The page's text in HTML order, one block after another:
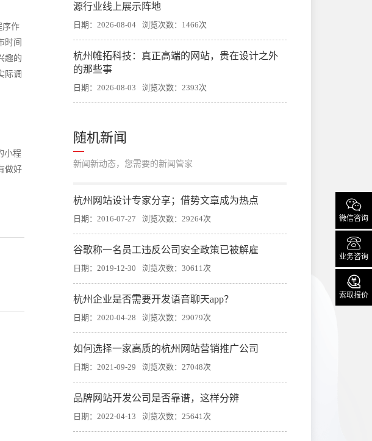
序作
时间
趣的
际调
小程
做好
源行业线上展示阵地
日期：2026-08-04 浏览次数：1466次
杭州帷拓科技：真正高端的网站，贵在设计之外
的那些事
日期：2026-08-03 浏览次数：2393次
随机新闻
新闻新动态，您需要的新闻管家
杭州网站设计专家分享；借势文章成为热点
日期：2016-07-27 浏览次数：29264次
谷歌称一名员工违反公司安全政策已被解雇
日期：2019-12-30 浏览次数：30611次
杭州企业是否需要开发语音聊天app？
日期：2020-04-28 浏览次数：29079次
如何选择一家高质的杭州网站营销推广公司
日期：2021-09-29 浏览次数：27048次
品牌网站开发公司是否靠谱，这样分辨
日期：2022-04-13 浏览次数：25641次

微信咨询

业务咨询

索取报价